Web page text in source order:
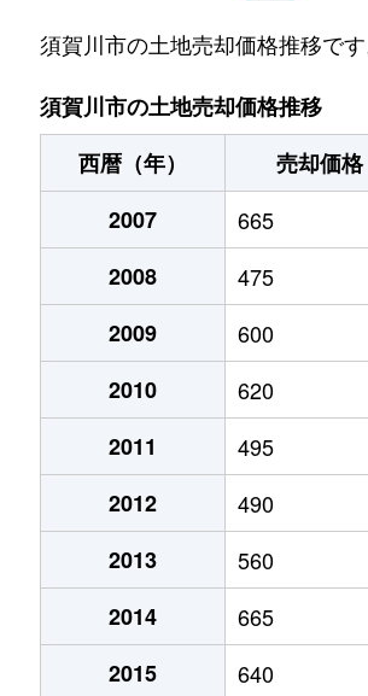
大袋町
900万円 須賀川
大町
500万円 須賀川
小倉
80万円 川東(福
上北町
850万円
木之崎
63万円
木之崎
1,000万円
弘法坦
680万円
向陽町
3,400万円
小作田
220万円
小作田
10万円
60万円
下宿町
300万円
須賀川市の土地売却価格推移です
須賀川市の土地売却価格推移
西暦（年）
売却価格
2007
665
2008
475
2009
600
2010
620
2011
495
2012
490
2013
560
2014
665
2015
640